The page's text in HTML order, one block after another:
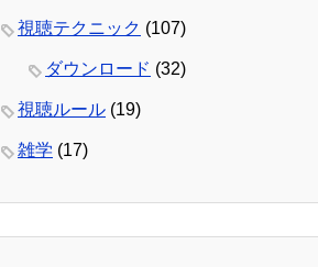
視聴テクニック (107)
ダウンロード (32)
視聴ルール (19)
雑学 (17)